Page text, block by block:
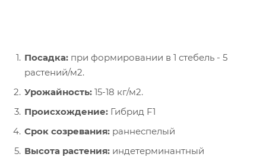
Посадка: при формировании в 1 стебель - 5
растений/м2.
Урожайность: 15-18 кг/м2.
Происхождение: Гибрид F1
Срок созревания: раннеспелый
Высота растения: индетерминантный